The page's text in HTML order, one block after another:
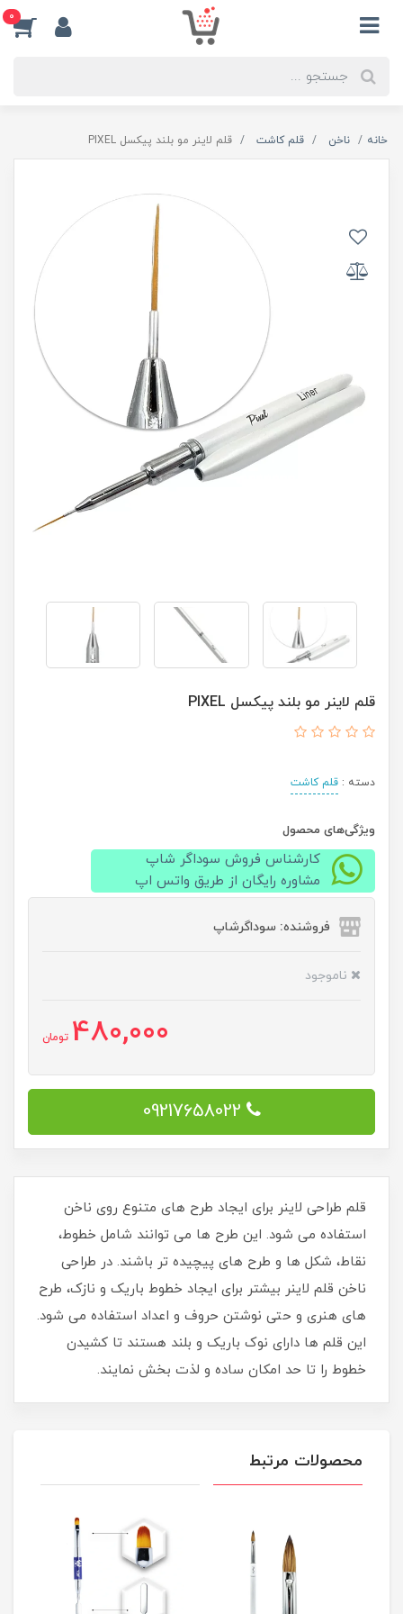
0
خانه ناخن قلم کاشت قلم لاینر مو بلند پیکسل PIXEL
قلم لاینر مو بلند پیکسل PIXEL
دسته : قلم کاشت
ویژگی‌های محصول
کارشناس فروش سوداگر شاپ
مشاوره رایگان از طریق واتس اپ
فروشنده: سوداگرشاپ
ناموجود
480,000 تومان
09217658022
قلم طراحی لاینر برای ایجاد طرح های متنوع روی ناخن
استفاده می شود. این طرح ها می توانند شامل خطوط،
نقاط، شکل ها و طرح های پیچیده تر باشند. در طراحی
ناخن قلم لاینر بیشتر برای ایجاد خطوط باریک و نازک، طرح
های هنری و حتی نوشتن حروف و اعداد استفاده می شود.
این قلم ها دارای نوک باریک و بلند هستند تا کشیدن
خطوط را تا حد امکان ساده و لذت بخش نمایند.
محصولات مرتبط